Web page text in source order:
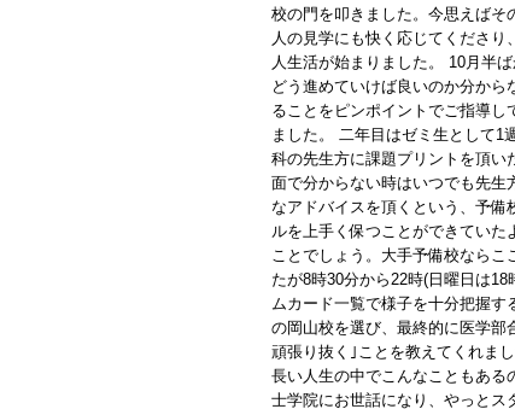
校の門を叩きました。今思えばそ
人の見学にも快く応じてくださ
人生活が始まりました。 10月半
どう進めていけば良いのか分か
ることをピンポイントでご指導し
ました。 二年目はゼミ生として1
科の先生方に課題プリントを頂い
面で分からない時はいつでも先生
なアドバイスを頂くという、予備
ルを上手く保つことができてい
ことでしょう。大手予備校ならこ
たが8時30分から22時(日曜日は
ムカード一覧で様子を十分把握す
の岡山校を選び、最終的に医学部
頑張り抜く｣ことを教えてくれま
長い人生の中でこんなこともある
士学院にお世話になり、やっとス